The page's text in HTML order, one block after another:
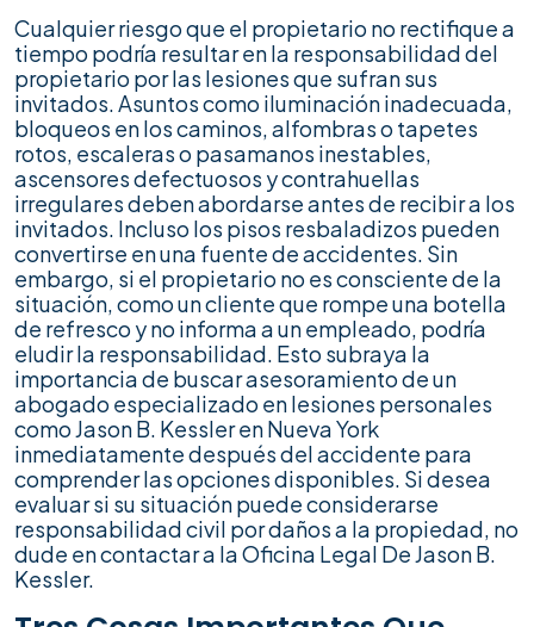
Cualquier riesgo que el propietario no rectifique a
tiempo podría resultar en la responsabilidad del
propietario por las lesiones que sufran sus
invitados. Asuntos como iluminación inadecuada,
bloqueos en los caminos, alfombras o tapetes
rotos, escaleras o pasamanos inestables,
ascensores defectuosos y contrahuellas
irregulares deben abordarse antes de recibir a los
invitados. Incluso los pisos resbaladizos pueden
convertirse en una fuente de accidentes. Sin
embargo, si el propietario no es consciente de la
situación, como un cliente que rompe una botella
de refresco y no informa a un empleado, podría
eludir la responsabilidad. Esto subraya la
importancia de buscar asesoramiento de un
abogado especializado en lesiones personales
como Jason B. Kessler en Nueva York
inmediatamente después del accidente para
comprender las opciones disponibles. Si desea
evaluar si su situación puede considerarse
responsabilidad civil por daños a la propiedad, no
dude en contactar a la Oficina Legal De Jason B.
Kessler.